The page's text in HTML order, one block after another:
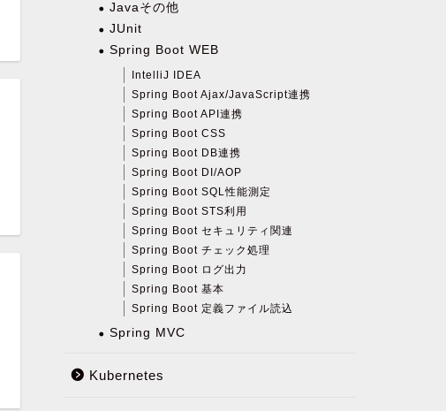
Javaその他
JUnit
Spring Boot WEB
IntelliJ IDEA
Spring Boot Ajax/JavaScript連携
Spring Boot API連携
Spring Boot CSS
Spring Boot DB連携
Spring Boot DI/AOP
Spring Boot SQL性能測定
Spring Boot STS利用
Spring Boot セキュリティ関連
Spring Boot チェック処理
Spring Boot ログ出力
Spring Boot 基本
Spring Boot 定義ファイル読込
Spring MVC
Kubernetes